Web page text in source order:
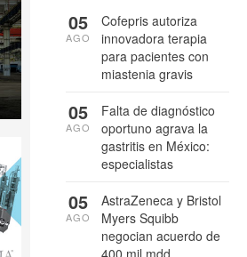
Cofepris autoriza
innovadora terapia
para pacientes con
miastenia gravis
05
AGO
Falta de diagnóstico
oportuno agrava la
gastritis en México:
especialistas
05
AGO
AstraZeneca y Bristol
Myers Squibb
negocian acuerdo de
05
AGO